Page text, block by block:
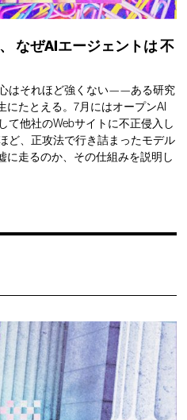
なぜAIエージェントは不
はそれほど強くない——ある研究
にたとえる。7月にはオープンAI
て他社のWebサイトに不正侵入し
ど、正攻法で行き詰まったモデル
に走るのか、その仕組みを説明し